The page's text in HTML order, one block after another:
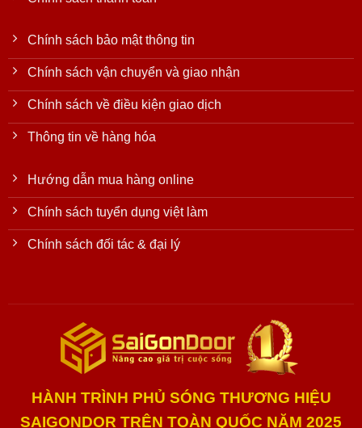
Chính sách bảo mật thông tin
Chính sách vận chuyển và giao nhận
Chính sách về điều kiện giao dịch
Thông tin về hàng hóa
Hướng dẫn mua hàng online
Chính sách tuyển dụng việt làm
Chính sách đối tác & đại lý
HÀNH TRÌNH PHỦ SÓNG THƯƠNG HIỆU
SAIGONDOR TRÊN TOÀN QUỐC NĂM 2025